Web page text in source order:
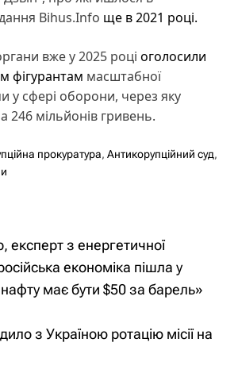
Bihus.Info ще в 2021 році.
вже у 2025 році оголосили
фігурантам масштабної
у сфері оборони, через яку
246 мільйонів гривень.
прокуратура, Антикорупційний суд,
експерт з енергетичної
економіка пішла у
має бути $50 за барель»
з Україною ротацію місії на